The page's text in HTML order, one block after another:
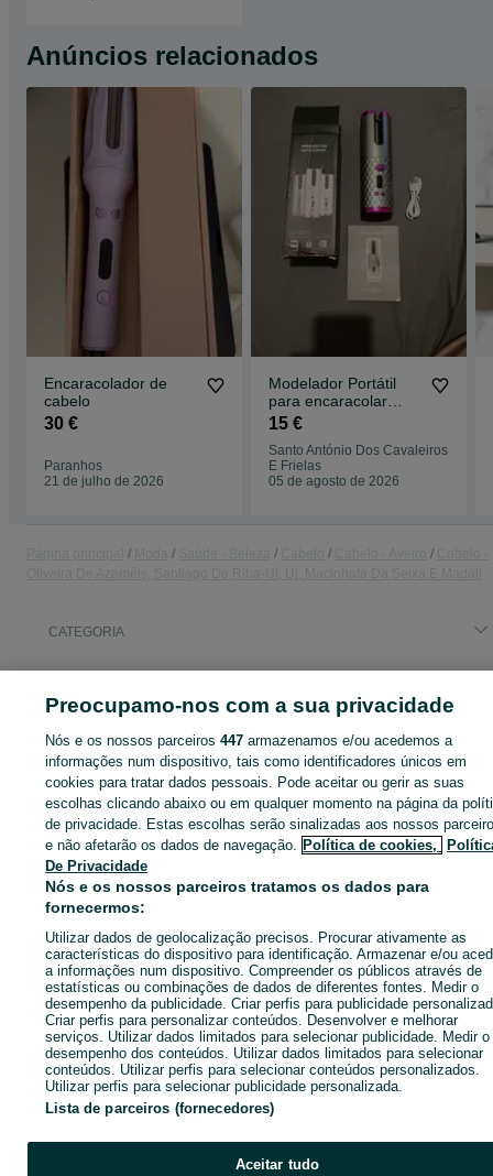
Anúncios relacionados
Encaracolador de
cabelo
30 €
Paranhos
21 de julho de 2026
Modelador Portátil
para encaracolar
cabelo + PowerBank
15 €
Santo António Dos Cavaleiros
E Frielas
05 de agosto de 2026
CATEGORIA
Entra na tua conta OLX ou cria uma nova para contactares
anunciante
Entrar ou criar conta
Enviar mensagem
Preocupamo-nos com a sua privacidade
Nós e os nossos parceiros447 armazenamos e/ou acedemos a
informações num dispositivo, tais como identificadores únicos em
cookies para tratar dados pessoais. Pode aceitar ou gerir as suas
escolhas clicando abaixo ou em qualquer momento na página da
de privacidade. Estas escolhas serão sinalizadas aos nossos
e não afetarão os dados de navegação. Política de cookies,
De Privacidade
Nós e os nossos parceiros tratamos os dados para
fornecermos:
Utilizar dados de geolocalização precisos. Procurar ativamente as
características do dispositivo para identificação. Armazenar e/ou
a informações num dispositivo. Compreender os públicos através de
estatísticas ou combinações de dados de diferentes fontes. Medir o
desempenho da publicidade. Criar perfis para publicidade
Criar perfis para personalizar conteúdos. Desenvolver e melhorar
serviços. Utilizar dados limitados para selecionar publicidade. Medir o
desempenho dos conteúdos. Utilizar dados limitados para selecionar
conteúdos. Utilizar perfis para selecionar conteúdos personalizados.
Utilizar perfis para selecionar publicidade personalizada.
Lista de parceiros (fornecedores)
Aceitar tudo